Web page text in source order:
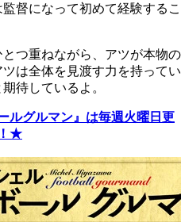
督になって初めて経験するこ
つ重ねながら、アツが本物の
は全体を見渡す力を持ってい
待しているよ。
グルマン』は毎週火曜日更
★